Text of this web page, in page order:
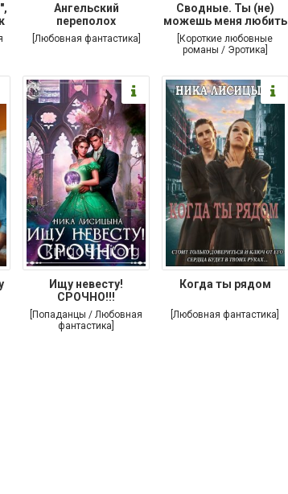
Ангельский
переполох
[Любовная фантастика]
Сводные. Ты (не)
можешь меня любить
[Короткие любовные
романы / Эротика]
Ищу невесту!
СРОЧНО!!!
[Попаданцы / Любовная
фантастика]
Когда ты рядом
[Любовная фантастика]